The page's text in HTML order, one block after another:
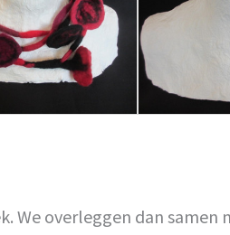
We overleggen dan